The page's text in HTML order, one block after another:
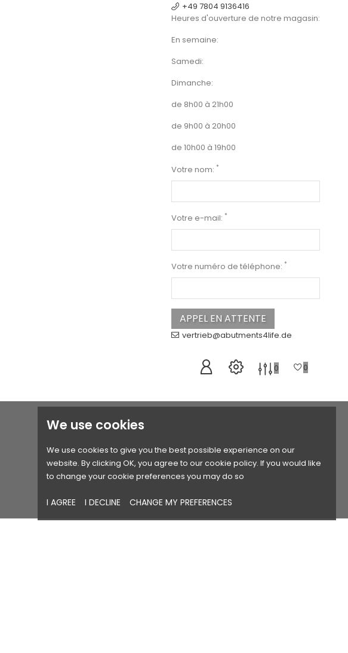
We use cookies
We use cookies to give you the best possible experience on our
website. By clicking OK, you agree to our cookie policy. If you would like
to change your cookie preferences you may do so
I AGREE I DECLINE CHANGE MY PREFERENCES
+49 7804 9136416
Heures d'ouverture de notre magasin:
En semaine:
Samedi:
Dimanche:
de 8h00 à 21h00
de 9h00 à 20h00
de 10h00 à 19h00
Votre nom: *
Votre e-mail: *
Votre numéro de téléphone: *
vertrieb@abutments4life.de
0 0